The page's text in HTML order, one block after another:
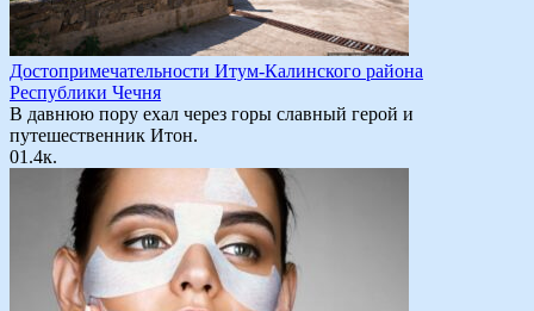
Достопримечательности Итум-Калинского района
Республики Чечня
В давнюю пору ехал через горы славный герой и
путешественник Итон.
01.4к.